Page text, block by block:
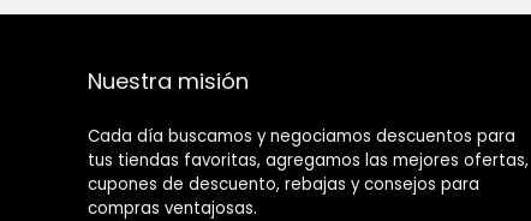
Nuestra misión
Cada día buscamos y negociamos descuentos para
tus tiendas favoritas, agregamos las mejores ofertas,
cupones de descuento, rebajas y consejos para
compras ventajosas.